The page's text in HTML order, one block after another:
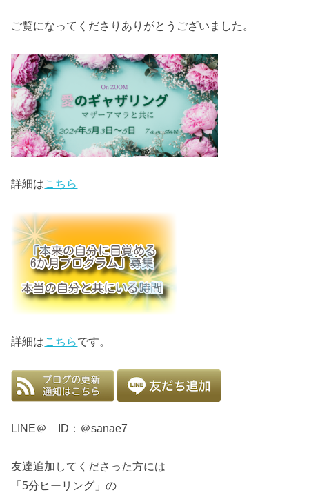
ご覧になってくださりありがとうございました。
詳細はこちら
詳細はこちらです。
LINE＠ ID：＠sanae7
友達追加してくださった方には
「5分ヒーリング」の